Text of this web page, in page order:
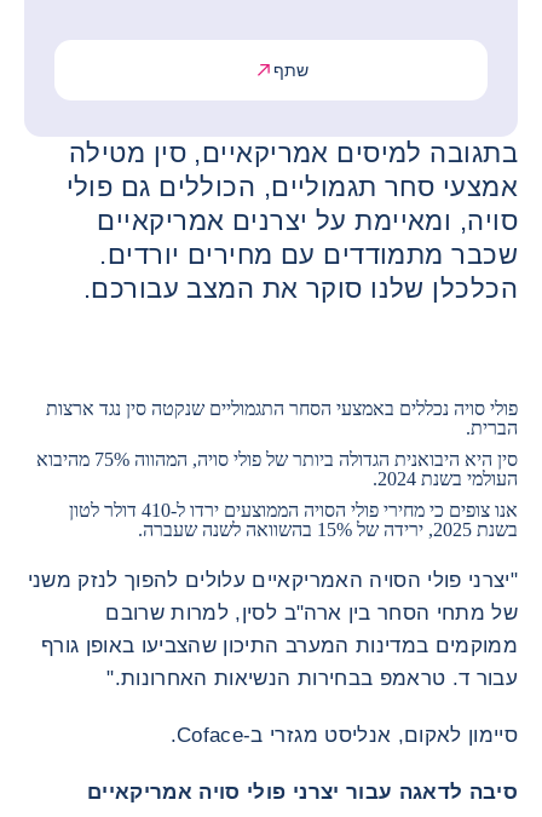
שתף
בתגובה למיסים אמריקאיים, סין מטילה
אמצעי סחר תגמוליים, הכוללים גם פולי
סויה, ומאיימת על יצרנים אמריקאיים
שכבר מתמודדים עם מחירים יורדים.
הכלכלן שלנו סוקר את המצב עבורכם.
פולי סויה נכללים באמצעי הסחר התגמוליים שנקטה סין נגד ארצות
הברית.
סין היא היבואנית הגדולה ביותר של פולי סויה, המהווה 75% מהיבוא
העולמי בשנת 2024.
אנו צופים כי מחירי פולי הסויה הממוצעים ירדו ל-410 דולר לטון
בשנת 2025, ירידה של 15% בהשוואה לשנה שעברה.
"יצרני פולי הסויה האמריקאיים עלולים להפוך לנזק משני
של מתחי הסחר בין ארה"ב לסין, למרות שרובם
ממוקמים במדינות המערב התיכון שהצביעו באופן גורף
עבור ד. טראמפ בבחירות הנשיאות האחרונות."
סיימון לאקום, אנליסט מגזרי ב-Coface.
סיבה לדאגה עבור יצרני פולי סויה אמריקאיים